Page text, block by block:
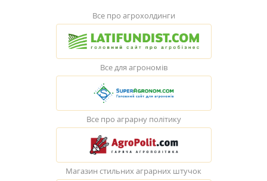
Все про агрохолдинги
Все для агрономів
Все про аграрну політику
Магазин стильних аграрних штучок